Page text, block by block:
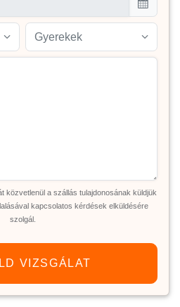
Gyerekek
közvetlenül a szállás tulajdonosának küldjük
kapcsolatos kérdések elküldésére
szolgál.
VIZSGÁLAT